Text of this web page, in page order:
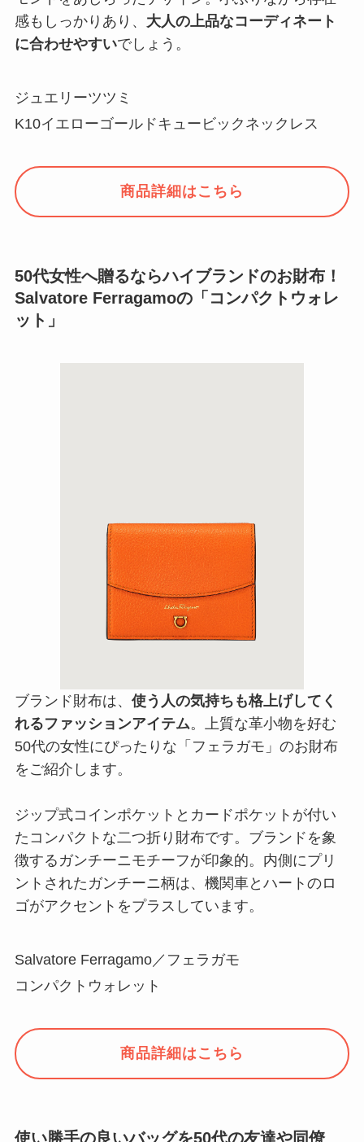
感もしっかりあり、 大人の上品なコーディネート
に合わせやすいでしょう。
ジュエリーツツミ
K10イエローゴールドキュービックネックレス
商品詳細はこちら
50代女性へ贈るならハイブランドのお財布！
Salvatore Ferragamoの「コンパクトウォレ
ット」
ブランド財布は、 使う人の気持ちも格上げしてく
れるファッションアイテム。上質な革小物を好む
50代の女性にぴったりな「フェラガモ」のお財布
をご紹介します。
ジップ式コインポケットとカードポケットが付い
たコンパクトな二つ折り財布です。ブランドを象
徴するガンチーニモチーフが印象的。内側にプリ
ントされたガンチーニ柄は、機関車とハートのロ
ゴがアクセントをプラスしています。
Salvatore Ferragamo／フェラガモ
コンパクトウォレット
商品詳細はこちら
使い勝手の良いバッグを50代の友達や同僚